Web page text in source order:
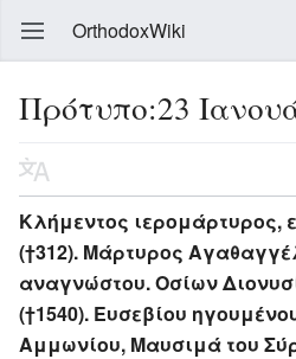
OrthodoxWiki
Πρότυπο:23
Κλήμεντος ιερομάρτυρος,
(†312). Μάρτυρος
αναγνώστου. Οσίων
(†1540). Ευσεβίου
Αμμωνίου, Μαυσιμά του